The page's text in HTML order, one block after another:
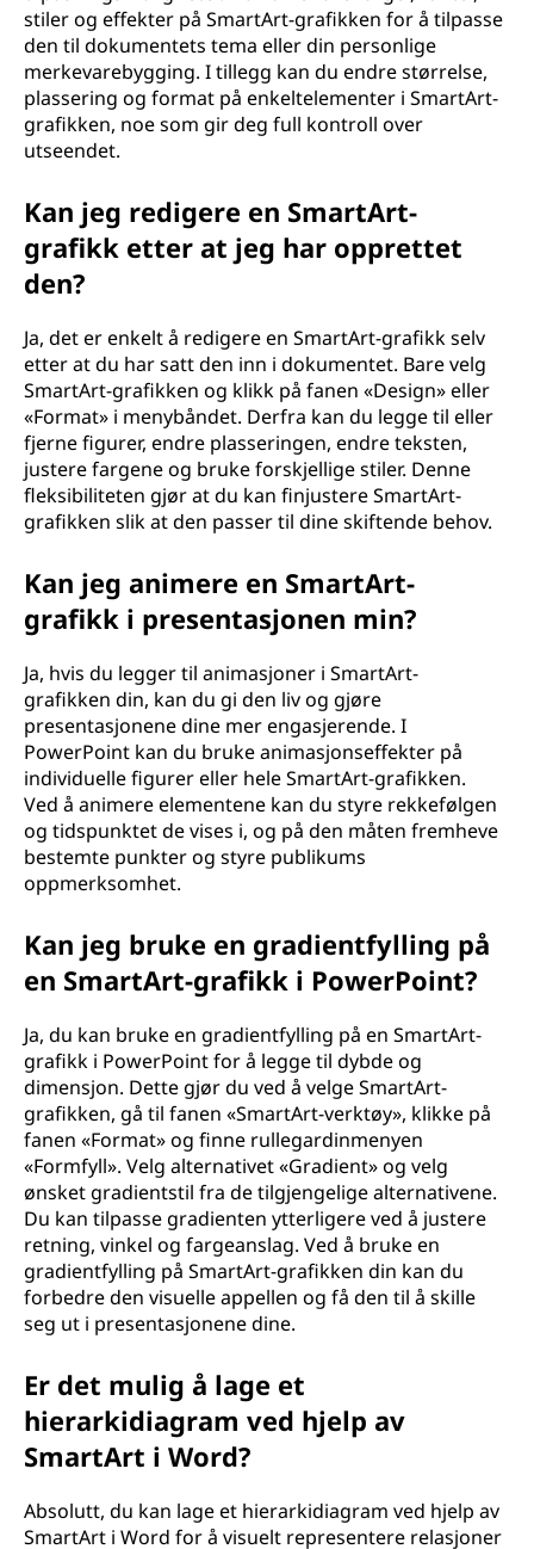
stiler og effekter på SmartArt-grafikken for å tilpasse
den til dokumentets tema eller din personlige
merkevarebygging. I tillegg kan du endre størrelse,
plassering og format på enkeltelementer i SmartArt-
grafikken, noe som gir deg full kontroll over
utseendet.
Kan jeg redigere en SmartArt-
grafikk etter at jeg har opprettet
den?
Ja, det er enkelt å redigere en SmartArt-grafikk selv
etter at du har satt den inn i dokumentet. Bare velg
SmartArt-grafikken og klikk på fanen «Design» eller
«Format» i menybåndet. Derfra kan du legge til eller
fjerne figurer, endre plasseringen, endre teksten,
justere fargene og bruke forskjellige stiler. Denne
fleksibiliteten gjør at du kan finjustere SmartArt-
grafikken slik at den passer til dine skiftende behov.
Kan jeg animere en SmartArt-
grafikk i presentasjonen min?
Ja, hvis du legger til animasjoner i SmartArt-
grafikken din, kan du gi den liv og gjøre
presentasjonene dine mer engasjerende. I
PowerPoint kan du bruke animasjonseffekter på
individuelle figurer eller hele SmartArt-grafikken.
Ved å animere elementene kan du styre rekkefølgen
og tidspunktet de vises i, og på den måten fremheve
bestemte punkter og styre publikums
oppmerksomhet.
Kan jeg bruke en gradientfylling på
en SmartArt-grafikk i PowerPoint?
Ja, du kan bruke en gradientfylling på en SmartArt-
grafikk i PowerPoint for å legge til dybde og
dimensjon. Dette gjør du ved å velge SmartArt-
grafikken, gå til fanen «SmartArt-verktøy», klikke på
fanen «Format» og finne rullegardinmenyen
«Formfyll». Velg alternativet «Gradient» og velg
ønsket gradientstil fra de tilgjengelige alternativene.
Du kan tilpasse gradienten ytterligere ved å justere
retning, vinkel og fargeanslag. Ved å bruke en
gradientfylling på SmartArt-grafikken din kan du
forbedre den visuelle appellen og få den til å skille
seg ut i presentasjonene dine.
Er det mulig å lage et
hierarkidiagram ved hjelp av
SmartArt i Word?
Absolutt, du kan lage et hierarkidiagram ved hjelp av
SmartArt i Word for å visuelt representere relasjoner